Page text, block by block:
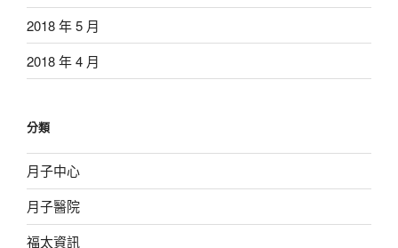
2018 年 5 月
2018 年 4 月
分類
月子中心
月子醫院
福太資訊